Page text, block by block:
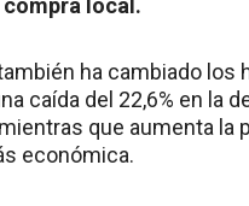
local.
ha cambiado los
caída del 22,6% en la
que aumenta la
económica.